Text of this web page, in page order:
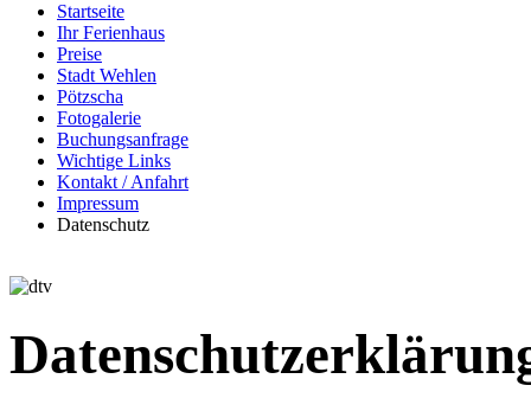
Startseite
Ihr Ferienhaus
Preise
Stadt Wehlen
Pötzscha
Fotogalerie
Buchungsanfrage
Wichtige Links
Kontakt / Anfahrt
Impressum
Datenschutz